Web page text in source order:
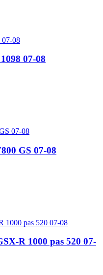
07-08
GS 07-08
R 1000 pas 520 07-